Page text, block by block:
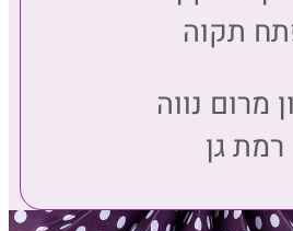
תקוה
מרום נווה
רמת גן